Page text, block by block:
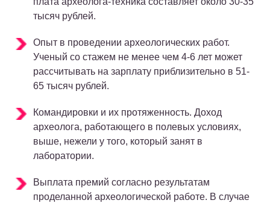
тысяч рублей.
Опыт в проведении археологических работ.
Ученый со стажем не менее чем 4-6 лет может
рассчитывать на зарплату приблизительно в 51-
65 тысяч рублей.
Командировки и их протяженность. Доход
археолога, работающего в полевых условиях,
выше, нежели у того, который занят в
лаборатории.
Выплата премий согласно результатам
проделанной археологической работе. В случае